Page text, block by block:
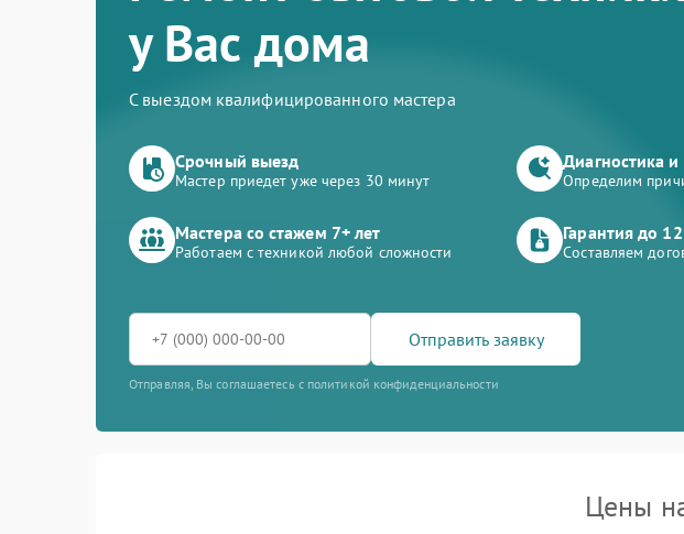
у Вас дома
С выездом квалифицированного мастера
Срочный выезд
Мастер приедет уже через 30 минут
Диагностика
Определим
Мастера со стажем 7+ лет
Работаем с техникой любой сложности
Гарантия до
Составляем
Отправить заявку
Отправляя, Вы соглашаетесь с политикой конфиденциальности
Цены